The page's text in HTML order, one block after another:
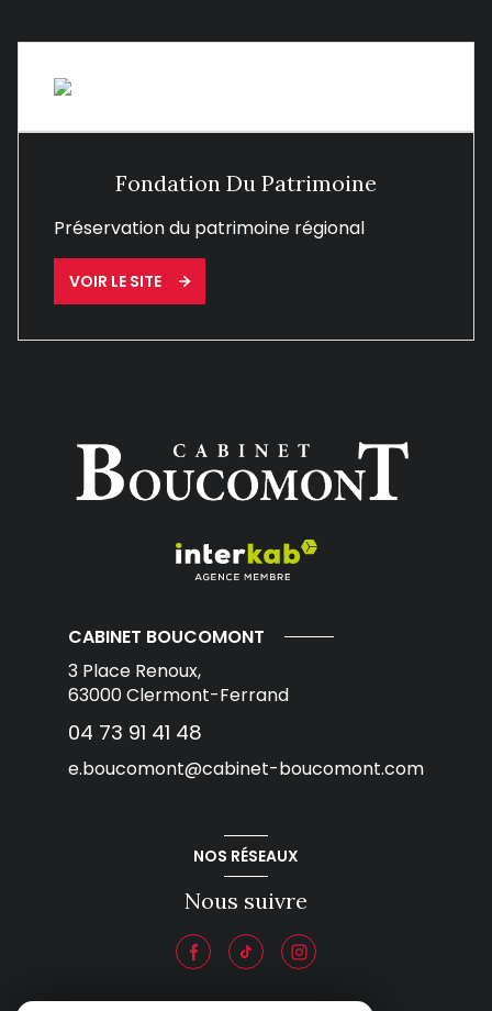
Fondation Du Patrimoine
Préservation du patrimoine régional
VOIR LE SITE
CABINET BOUCOMONT
3 Place Renoux,
63000Clermont-Ferrand
04 73 91 41 48
e.boucomont@cabinet-boucomont.com
NOS RÉSEAUX
Nous suivre